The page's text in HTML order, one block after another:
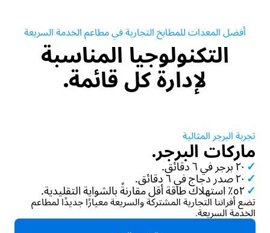
أفضل المعدات للمطابخ التجارية في مطاعم الخدمة السريعة
التكنولوجيا المناسبة
لإدارة كل قائمة.
تجربة البرجر المثالية
ماركات البرجر.
✓
✓
✓ ٥٢٪ استهلاك طاقة أقل مقارنةً بالشواية التقليدية.
تضع أفراننا التجارية المشتركة والسريعة معيارًا جديدًا لمطاعم
الخدمة السريعة.